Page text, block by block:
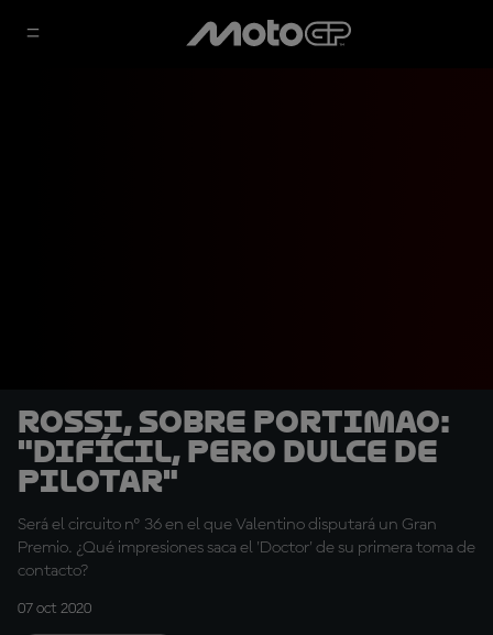
Rossi, sobre Portimao:
"Difícil, pero dulce de
pilotar"
Será el circuito nº 36 en el que Valentino disputará un Gran
Premio. ¿Qué impresiones saca el 'Doctor' de su primera toma de
contacto?
07 oct 2020